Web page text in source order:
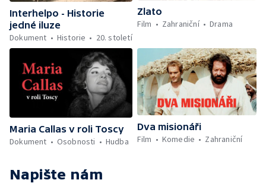
Interhelpo - Historie
jedné iluze
Dokument
Historie 20. století
Zlato
Film
Zahraniční Drama
Maria Callas v roli Toscy
Dokument
Osobnosti Hudba
Dva misionáři
Film
Komedie Zahraniční
Napište nám